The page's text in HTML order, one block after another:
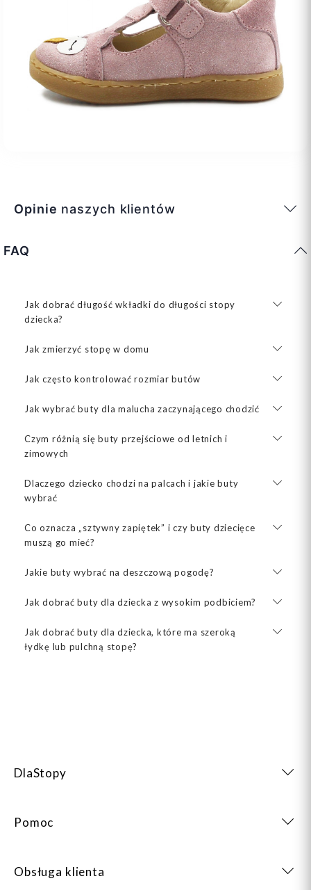
Opinie naszych klientów
FAQ
Jak dobrać długość wkładki do długości stopy
dziecka?
Jak zmierzyć stopę w domu
Jak często kontrolować rozmiar butów
Jak wybrać buty dla malucha zaczynającego chodzić
Czym różnią się buty przejściowe od letnich i
zimowych
Dlaczego dziecko chodzi na palcach i jakie buty
wybrać
Co oznacza „sztywny zapiętek” i czy buty dziecięce
muszą go mieć?
Jakie buty wybrać na deszczową pogodę?
Jak dobrać buty dla dziecka z wysokim podbiciem?
Jak dobrać buty dla dziecka, które ma szeroką
łydkę lub pulchną stopę?
DlaStopy
Pomoc
Obsługa klienta